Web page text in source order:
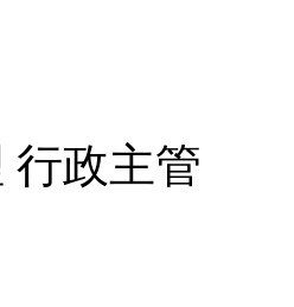
行政主管